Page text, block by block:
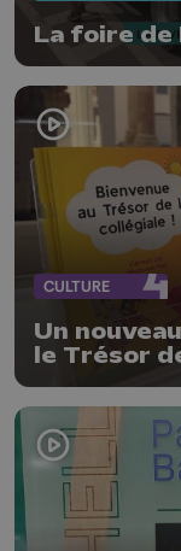
La foire
CULTURE
Un
le Trésor
enfants